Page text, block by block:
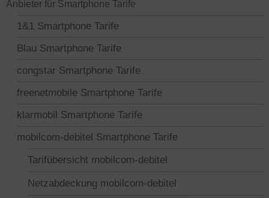
Anbieter für Smartphone Tarife
1&1 Smartphone Tarife
Blau Smartphone Tarife
congstar Smartphone Tarife
freenetmobile Smartphone Tarife
klarmobil Smartphone Tarife
mobilcom-debitel Smartphone Tarife
Tarifübersicht mobilcom-debitel
Netzabdeckung mobilcom-debitel